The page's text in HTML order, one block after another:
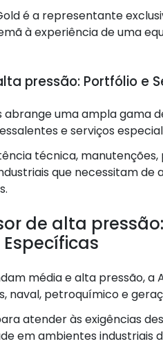
é a representante
à experiência de uma
pressão: Portfólio e
uma ampla gama
e serviços
técnica,
que necessitam de
de alta
média e alta pressão, a
naval, petroquímico e
atender às exigências
em ambientes industriais